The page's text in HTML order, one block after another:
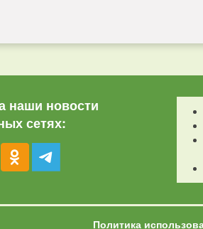
наши новости
сетях:
Политика